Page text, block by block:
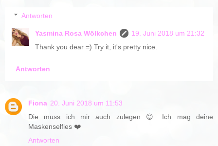
Antworten
Yasmina Rosa Wölkchen
19. Juni 2018 um 21:32
Thank you dear =) Try it, it's pretty nice.
Antworten
Fiona 20. Juni 2018 um 11:53
Die muss ich mir auch zulegen 😊 Ich mag deine
Maskenselfies ❤️
Antworten